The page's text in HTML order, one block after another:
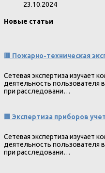
23.10.2024
Новые статьи
🟥 Пожарно-техническая
Сетевая экспертиза изучает
деятельность пользователя
при расследовани…
🟩 Экспертиза приборов
Сетевая экспертиза изучает
деятельность пользователя
при расследовани…